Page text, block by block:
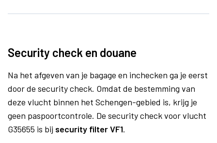
Security check en douane
Na het afgeven van je bagage en inchecken ga je eerst
door de security check. Omdat de bestemming van
deze vlucht binnen het Schengen-gebied is, krijg je
geen paspoortcontrole. De security check voor vlucht
G35655 is bij security filter VF1.